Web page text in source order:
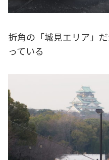
折角の「城見エリア」
っている